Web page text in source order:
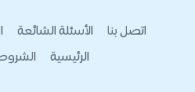
اتصل بنا الأسئلة الشائعة
الرئيسية